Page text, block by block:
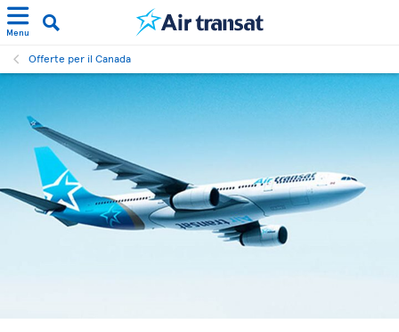
Menu
Offerte per il Canada